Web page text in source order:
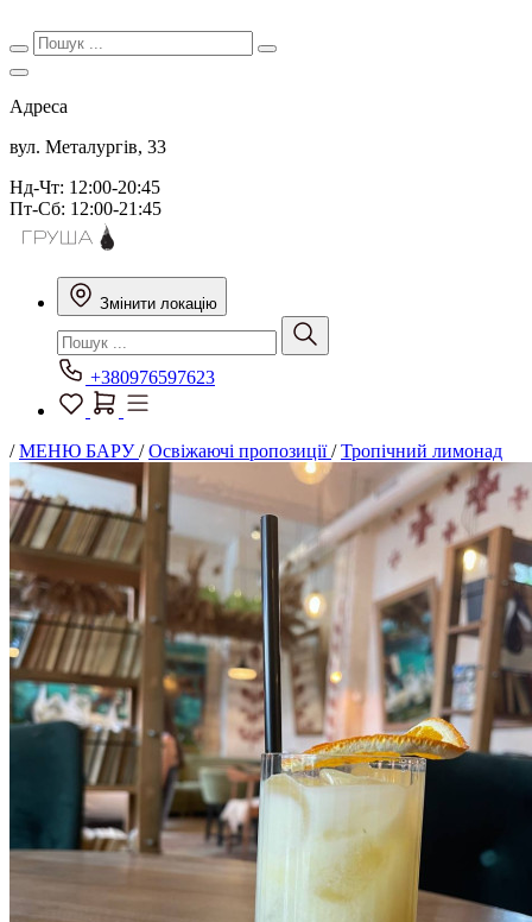
Адреса
вул. Металургів, 33
Нд-Чт: 12:00-20:45
Пт-Сб: 12:00-21:45
Змінити локацію
+380976597623
/МЕНЮ БАРУ/Освіжаючі пропозиції/Тропічний лимонад